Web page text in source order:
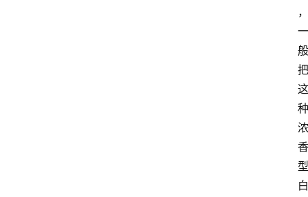
，
一
般
把
这
种
浓
香
型
白